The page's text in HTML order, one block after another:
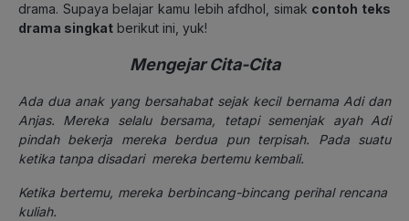
drama. Supaya belajar kamu lebih afdhol, simak contoh teks
drama singkat berikut ini, yuk!
Mengejar Cita-Cita
Ada dua anak yang bersahabat sejak kecil bernama Adi dan
Anjas. Mereka selalu bersama, tetapi semenjak ayah Adi
pindah bekerja mereka berdua pun terpisah. Pada suatu
ketika tanpa disadari mereka bertemu kembali.
Ketika bertemu, mereka berbincang-bincang perihal rencana
kuliah.